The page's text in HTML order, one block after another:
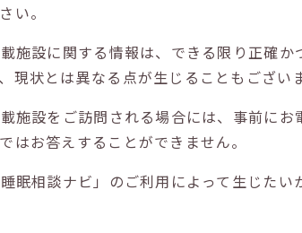
い。
載施設に関する情報は、できる限り正確
現状とは異なる点が生じることもございま
載施設をご訪問される場合には、事前に
はお答えすることができません。
睡眠相談ナビ」のご利用によって生じた